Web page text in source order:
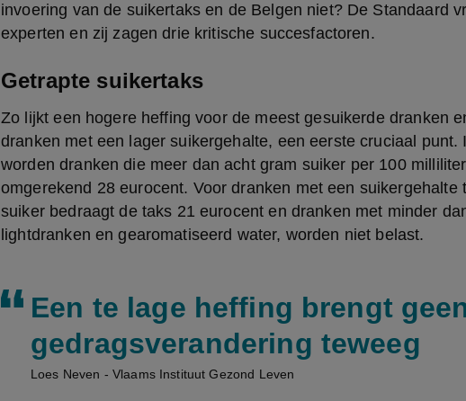
invoering van de suikertaks en de Belgen niet? De Standaard
experten en zij zagen drie kritische succesfactoren.
Getrapte suikertaks
Zo lijkt een hogere heffing voor de meest gesuikerde dranken
dranken met een lager suikergehalte, een eerste cruciaal punt.
worden dranken die meer dan acht gram suiker per 100
omgerekend 28 eurocent. Voor dranken met een suikergehalte
suiker bedraagt de taks 21 eurocent en dranken met minder
lightdranken en gearomatiseerd water, worden niet belast.
Een te lage heffing brengt
gedragsverandering teweeg
Loes Neven - Vlaams Instituut Gezond Leven